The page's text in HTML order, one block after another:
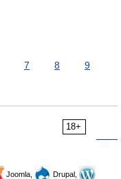
7 8
9
18+
Joomla,
Drupal,